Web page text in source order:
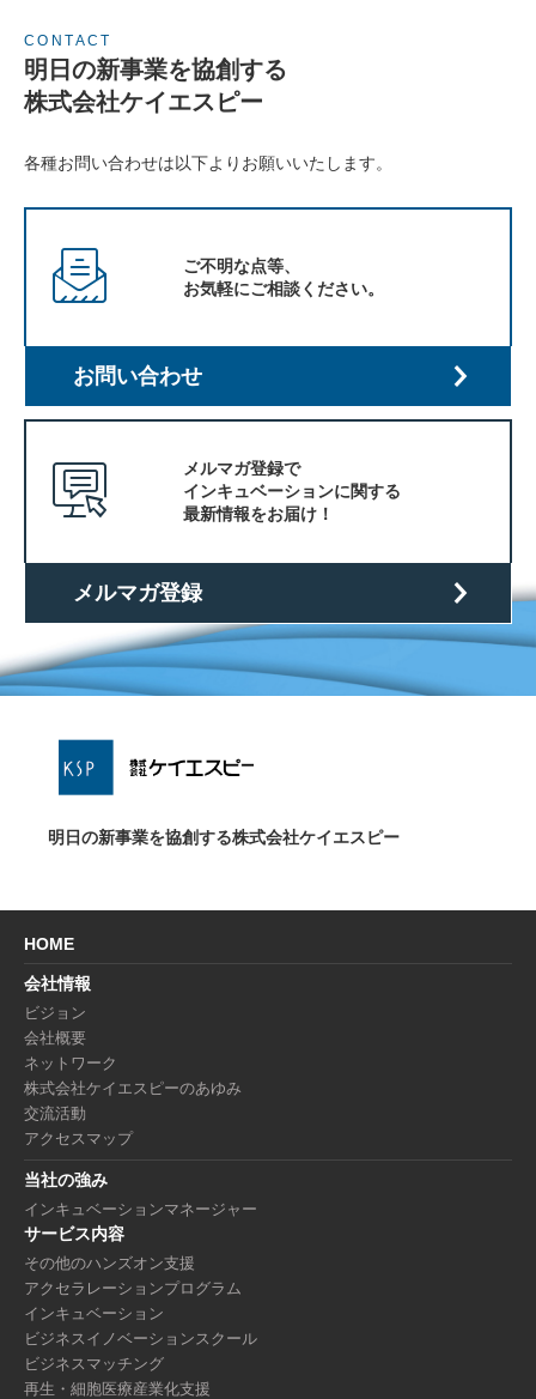
CONTACT
明日の新事業を協創する
株式会社ケイエスピー
各種お問い合わせは以下よりお願いいたします。
ご不明な点等、
お気軽にご相談ください。
お問い合わせ
メルマガ登録で
インキュベーションに関する
最新情報をお届け！
メルマガ登録
明日の新事業を協創する株式会社ケイエスピー
HOME
会社情報
ビジョン
会社概要
ネットワーク
株式会社ケイエスピーのあゆみ
交流活動
アクセスマップ
当社の強み
インキュベーションマネージャー
サービス内容
その他のハンズオン支援
アクセラレーションプログラム
インキュベーション
ビジネスイノベーションスクール
ビジネスマッチング
再生・細胞医療産業化支援